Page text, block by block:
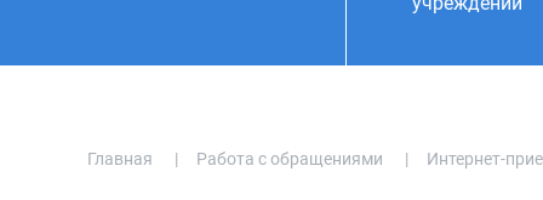
Противодействие коррупции Вакансии
Главная | Работа с обращениями | Интернет-